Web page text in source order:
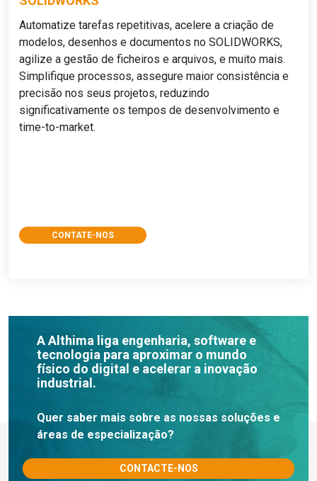
Automatize tarefas repetitivas, acelere a criação de
modelos, desenhos e documentos no SOLIDWORKS,
agilize a gestão de ficheiros e arquivos, e muito mais.
Simplifique processos, assegure maior consistência e
precisão nos seus projetos, reduzindo
significativamente os tempos de desenvolvimento e
time-to-market.
CONTATE-NOS
A Althima liga engenharia, software e
tecnologia para aproximar o mundo
físico do digital e acelerar a inovação
industrial.
Quer saber mais sobre as nossas soluções e
áreas de especialização?
CONTACTE-NOS